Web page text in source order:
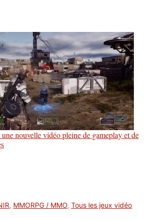
une nouvelle vidéo pleine de gameplay et de
, MMORPG / MMO, Tous les jeux vidéo